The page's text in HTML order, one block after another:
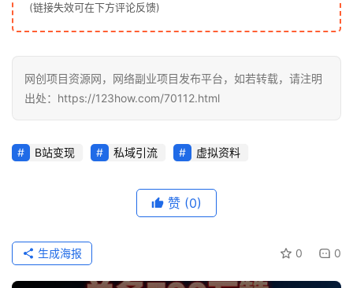
福
缘
创
业
(链接失效可在下方评论反馈)
网创项目资源网，网络副业项目发布平台，如若转载，请注明
出处：https://123how.com/70112.html
B站变现 私域引流 虚拟资料
赞 (0)
0 0
生成海报